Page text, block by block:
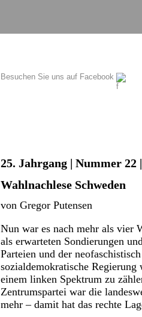
Besuchen Sie uns auf Facebook
25. Jahrgang | Nummer 22
Wahlnachlese Schweden
von Gregor Putensen
Nun war es nach mehr als vier
als erwarteten Sondierungen
Parteien und der
sozialdemokratische
einem linken Spektrum zu
Zentrumspartei war die
mehr – damit hat das rechte